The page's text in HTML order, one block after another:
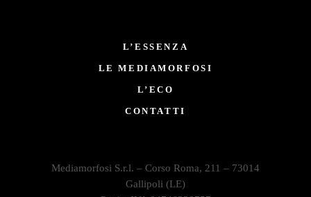
L’ESSENZA
LE MEDIAMORFOSI
L’ECO
CONTATTI
Mediamorfosi S.r.l. – Corso Roma, 211 – 73014
Gallipoli (LE)